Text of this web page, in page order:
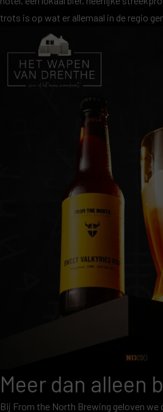
trots is op wat er allemaal in de regio
Meer dan alleen
Bij From the North Brewing geloven we